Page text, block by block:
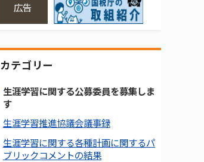
広告
カテゴリー
生涯学習に関する公募委員を募集しま
す
生涯学習推進協議会議事録
生涯学習に関する各種計画に関するパ
ブリックコメントの結果